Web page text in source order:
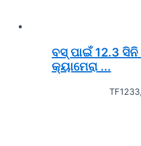
ବସ୍ ପାଇଁ 12.3
କ୍ୟାମେରା ...